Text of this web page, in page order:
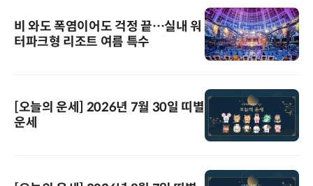
비 와도 폭염이어도 걱정 끝…실내 워
터파크형 리조트 여름 특수
[오늘의 운세] 2026년 7월 30일 띠별
운세